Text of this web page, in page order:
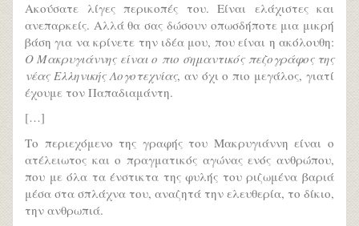
Ακούσατε λίγες περικοπές του. Είναι ελάχιστες και
ανεπαρκείς. Αλλά θα σας δώσουν οπωσδήποτε μια μικρή
βάση για να κρίνετε την ιδέα μου, που είναι η ακόλουθη:
Ο Μακρυγιάννης είναι ο πιο σημαντικός πεζογράφος της
νέας Ελληνικής Λογοτεχνίας, αν όχι ο πιο μεγάλος, γιατί
έχουμε τον Παπαδιαμάντη.
[…]
Το περιεχόμενο της γραφής του Μακρυγιάννη είναι ο
ατέλειωτος και ο πραγματικός αγώνας ενός ανθρώπου,
που με όλα τα ένστικτα της φυλής του ριζωμένα βαριά
μέσα στα σπλάχνα του, αναζητά την ελευθερία, το δίκιο,
την ανθρωπιά.